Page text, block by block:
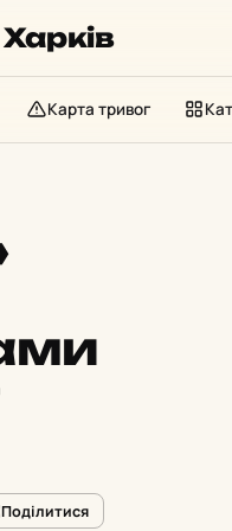
Карта тривог
Поділитися